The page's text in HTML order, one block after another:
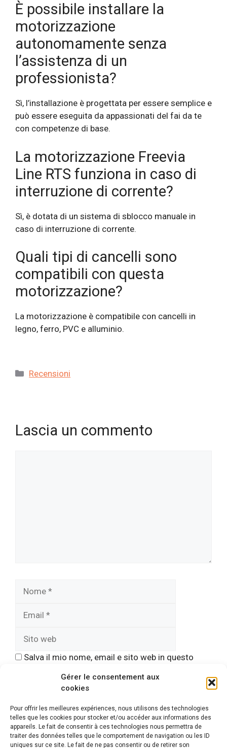
Gérer le consentement aux
cookies
Pour offrir les meilleures expériences, nous utilisons des technologies
telles que les cookies pour stocker et/ou accéder aux informations des
appareils. Le fait de consentir à ces technologies nous permettra de
traiter des données telles que le comportement de navigation ou les ID
uniques sur ce site. Le fait de ne pas consentir ou de retirer son
È possibile installare la
motorizzazione
autonomamente senza
l’assistenza di un
professionista?
Sì, l’installazione è progettata per essere semplice e
può essere eseguita da appassionati del fai da te
con competenze di base.
La motorizzazione Freevia
Line RTS funziona in caso di
interruzione di corrente?
Sì, è dotata di un sistema di sblocco manuale in
caso di interruzione di corrente.
Quali tipi di cancelli sono
compatibili con questa
motorizzazione?
La motorizzazione è compatibile con cancelli in
legno, ferro, PVC e alluminio.
Categorie
Recensioni
Lascia un commento
Salva il mio nome, email e sito web in questo